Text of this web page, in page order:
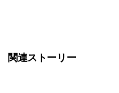
関連ストーリー